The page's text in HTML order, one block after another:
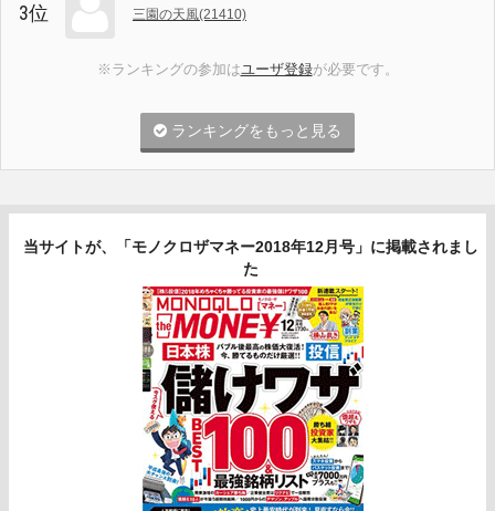
3位 三園の天風(21410)
※ランキングの参加はユーザ登録が必要です。
ランキングをもっと見る
当サイトが、「モノクロザマネー2018年12月号」に掲載されまし
た